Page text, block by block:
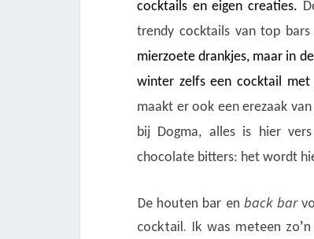
cocktails en eigen creaties.
trendy cocktails van top bars
mierzoete drankjes, maar in
winter zelfs een cocktail
maakt er ook een erezaak
bij Dogma, alles is hier
chocolate bitters: het wordt
De houten bar en back bar
cocktail. Ik was meteen